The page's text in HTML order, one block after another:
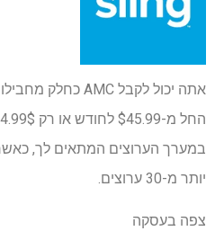
במערך הערוצים המתאים לך,
יותר מ-30 ערוצים.
צפה בעסקה